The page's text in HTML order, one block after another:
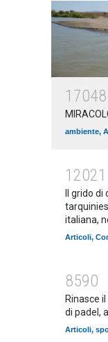
17048
ambiente,
12021
Il grido
italiana,
Articoli,
8590
Rinasce
di padel,
Articoli,